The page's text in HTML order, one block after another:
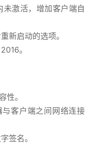
激活，增加客户端自
新启动的选项。
。
性。
客户端之间网络连接
签名。